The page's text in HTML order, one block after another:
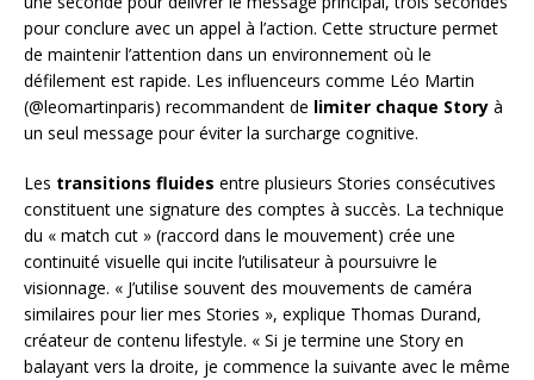
pour conclure avec un appel à l’action. Cette structure permet
de maintenir l’attention dans un environnement où le
défilement est rapide. Les influenceurs comme Léo Martin
(@leomartinparis) recommandent de limiter chaque Story à
un seul message pour éviter la surcharge cognitive.
Les transitions fluides entre plusieurs Stories consécutives
constituent une signature des comptes à succès. La technique
du « match cut » (raccord dans le mouvement) crée une
continuité visuelle qui incite l’utilisateur à poursuivre le
visionnage. « J’utilise souvent des mouvements de caméra
similaires pour lier mes Stories », explique Thomas Durand,
créateur de contenu lifestyle. « Si je termine une Story en
balayant vers la droite, je commence la suivante avec le même